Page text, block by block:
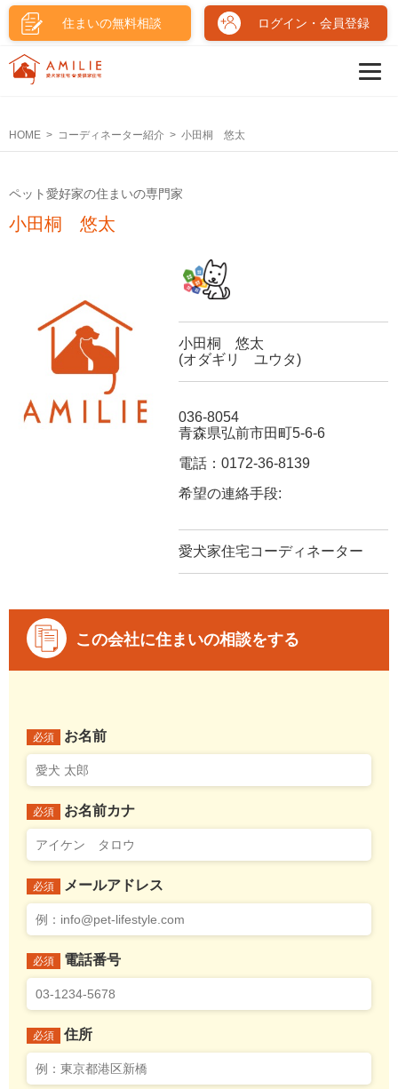
住まいの無料相談 ログイン・会員登録
HOME コーディネーター紹介 小田桐 悠太
ペット愛好家の住まいの専門家
小田桐 悠太
小田桐 悠太
(オダギリ ユウタ)
036-8054
青森県弘前市田町5-6-6
電話：0172-36-8139
希望の連絡手段:
愛犬家住宅コーディネーター
この会社に住まいの相談をする
必須 お名前
必須 お名前カナ
必須 メールアドレス
必須 電話番号
必須 住所